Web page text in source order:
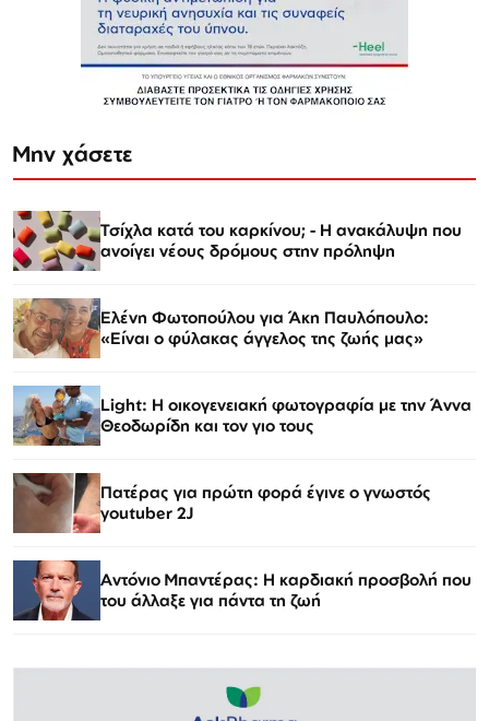
Μην χάσετε
Τσίχλα κατά του καρκίνου; - Η ανακάλυψη που
ανοίγει νέους δρόμους στην πρόληψη
Ελένη Φωτοπούλου για Άκη Παυλόπουλο:
«Είναι ο φύλακας άγγελος της ζωής μας»
Light: Η οικογενειακή φωτογραφία με την Άννα
Θεοδωρίδη και τον γιο τους
Πατέρας για πρώτη φορά έγινε ο γνωστός
youtuber 2J
Αντόνιο Μπαντέρας: Η καρδιακή προσβολή που
του άλλαξε για πάντα τη ζωή